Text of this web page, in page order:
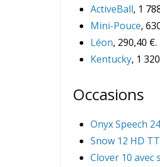
ActiveBall, 1
Mini-Pouce,
Léon, 290,40 €.
Kentucky, 1
Occasions
Onyx Speech
Snow 12 HD
Clover 10 avec